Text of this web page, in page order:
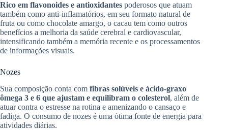
Rico em flavonoides e antioxidantes poderosos que atuam
também como anti-inflamatórios, em seu formato natural de
fruta ou como chocolate amargo, o cacau tem como outros
benefícios a melhoria da saúde cerebral e cardiovascular,
intensificando também a memória recente e os processamentos
de informações visuais.
Nozes
Sua composição conta com fibras solúveis e ácido-graxo
ômega 3 e 6 que ajustam e equilibram o colesterol, além de
atuar contra o estresse na rotina e amenizando o cansaço e
fadiga. O consumo de nozes é uma ótima fonte de energia para
atividades diárias.